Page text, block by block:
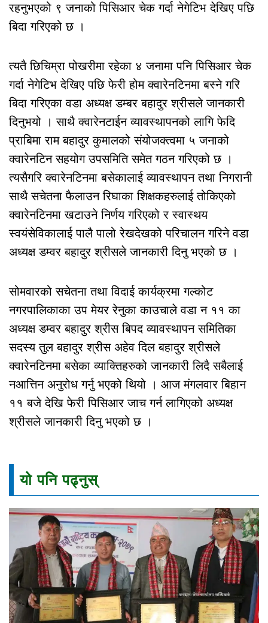
रहनुभएको ९ जनाको पिसिआर चेक गर्दा नेगेटिभ देखिए पछि
बिदा गरिएको छ ।
त्यतै छिचिम्रा पोखरीमा रहेका ४ जनामा पनि पिसिआर चेक
गर्दा नेगेटिभ देखिए पछि फेरी होम क्वारेनटिनमा बस्ने गरि
बिदा गरिएका वडा अध्यक्ष डम्बर बहादुर श्रीसले जानकारी
दिनुभयो । साथै क्वारेनटाईन व्यावस्थापनको लागि फेदि
प्राबिमा राम बहादुर कुमालको संयोजक्त्वमा ५ जनाको
क्वारेनटिन सहयोग उपसमिति समेत गठन गरिएको छ ।
त्यसैगरि क्वारेनटिनमा बसेकालाई व्यावस्थापन तथा निगरानी
साथै सचेतना फैलाउन रिघाका शिक्षकहरुलाई तोकिएको
क्वारेनटिनमा खटाउने निर्णय गरिएको र स्वास्थय
स्वयंसेविकालाई पालै पालो रेखदेखको परिचालन गरिने वडा
अध्यक्ष डम्वर बहादुर श्रीसले जानकारी दिनु भएको छ ।
सोमवारको सचेतना तथा विदाई कार्यक्रमा गल्कोट
नगरपालिकाका उप मेयर रेनुका काउचाले वडा न ११ का
अध्यक्ष डम्वर बहादुर श्रीस बिपद व्यावस्थापन समितिका
सदस्य तुल बहादुर श्रीस अहेव दिल बहादुर श्रीसले
क्वारेनटिनमा बसेका व्याक्तिहरुको जानकारी लिदै सबैलाई
नआत्तिन अनुरोध गर्नु भएको थियो । आज मंगलवार बिहान
११ बजे देखि फेरी पिसिआर जाच गर्न लागिएको अध्यक्ष
श्रीसले जानकारी दिनु भएको छ ।
यो पनि पढ्नुस्